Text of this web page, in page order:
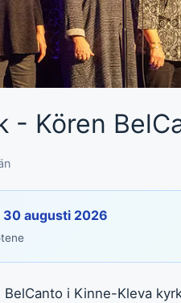
- Kören
augusti 2026
i Kinne-Kleva